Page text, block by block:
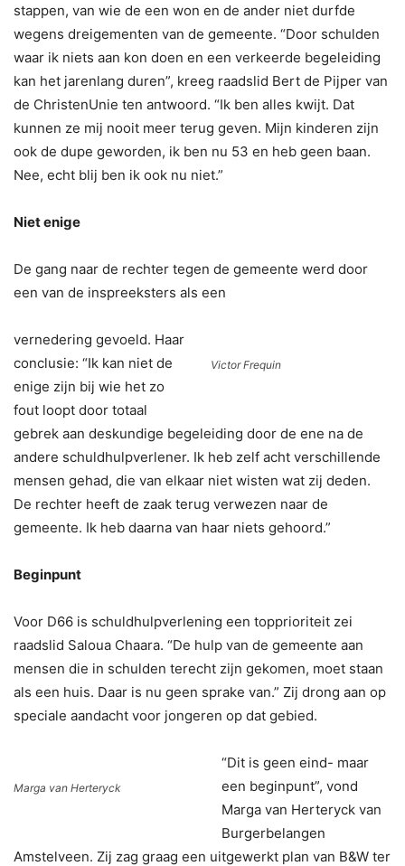
stappen, van wie de een won en de ander niet durfde
wegens dreigementen van de gemeente. “Door schulden
waar ik niets aan kon doen en een verkeerde begeleiding
kan het jarenlang duren”, kreeg raadslid Bert de Pijper van
de ChristenUnie ten antwoord. “Ik ben alles kwijt. Dat
kunnen ze mij nooit meer terug geven. Mijn kinderen zijn
ook de dupe geworden, ik ben nu 53 en heb geen baan.
Nee, echt blij ben ik ook nu niet.”
Niet enige
De gang naar de rechter tegen de gemeente werd door
een van de inspreeksters als een
Victor Frequin
vernedering gevoeld. Haar
conclusie: “Ik kan niet de
enige zijn bij wie het zo
fout loopt door totaal
gebrek aan deskundige begeleiding door de ene na de
andere schuldhulpverlener. Ik heb zelf acht verschillende
mensen gehad, die van elkaar niet wisten wat zij deden.
De rechter heeft de zaak terug verwezen naar de
gemeente. Ik heb daarna van haar niets gehoord.”
Beginpunt
Voor D66 is schuldhulpverlening een topprioriteit zei
raadslid Saloua Chaara. “De hulp van de gemeente aan
mensen die in schulden terecht zijn gekomen, moet staan
als een huis. Daar is nu geen sprake van.” Zij drong aan op
speciale aandacht voor jongeren op dat gebied.
Marga van Herteryck
“Dit is geen eind- maar
een beginpunt”, vond
Marga van Herteryck van
Burgerbelangen
Amstelveen. Zij zag graag een uitgewerkt plan van B&W ter